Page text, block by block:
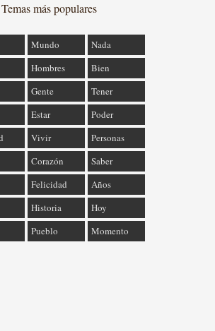
Temas más populares
Mundo
Nada
Hombres
Bien
Gente
Tener
Estar
Poder
Vivir
Personas
Corazón
Saber
Felicidad
Años
Historia
Hoy
Pueblo Momento